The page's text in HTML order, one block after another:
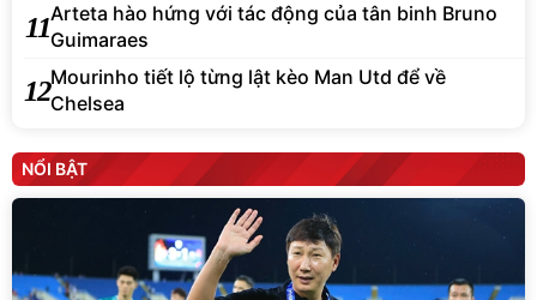
11Arteta hào hứng với tác động của tân binh Bruno
Guimaraes
12Mourinho tiết lộ từng lật kèo Man Utd để về
Chelsea
NỔI BẬT